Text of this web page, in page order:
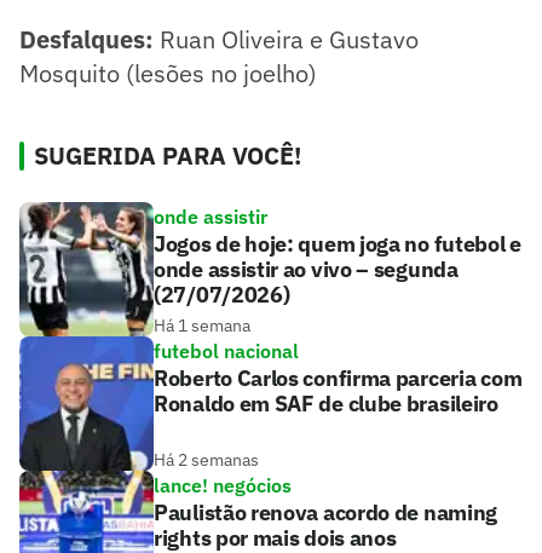
Desfalques: Ruan Oliveira e Gustavo
Mosquito (lesões no joelho)
SUGERIDA PARA VOCÊ!
onde assistir
Jogos de hoje: quem joga no futebol e
onde assistir ao vivo – segunda
(27/07/2026)
Há 1 semana
futebol nacional
Roberto Carlos confirma parceria com
Ronaldo em SAF de clube brasileiro
Há 2 semanas
lance! negócios
Paulistão renova acordo de naming
rights por mais dois anos